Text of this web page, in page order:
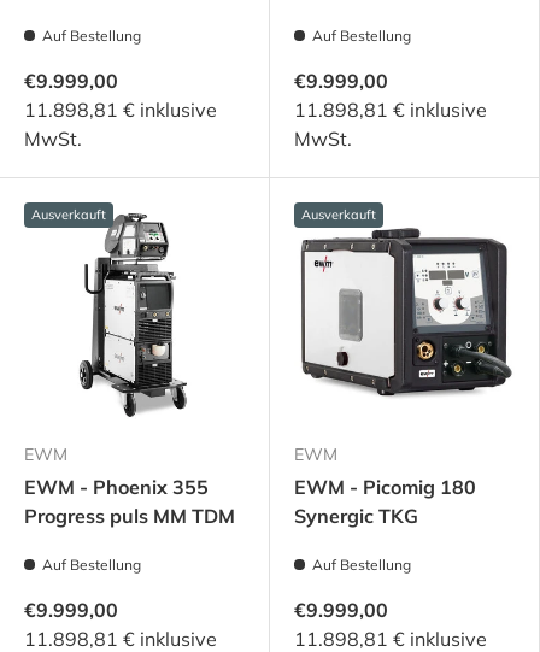
Auf Bestellung
€9.999,00
11.898,81 € inklusive
MwSt.
Auf Bestellung
€9.999,00
11.898,81 € inklusive
MwSt.
Ausverkauft
EWM
EWM - Phoenix 355
Progress puls MM TDM
Auf Bestellung
€9.999,00
11.898,81 € inklusive
Ausverkauft
EWM
EWM - Picomig 180
Synergic TKG
Auf Bestellung
€9.999,00
11.898,81 € inklusive